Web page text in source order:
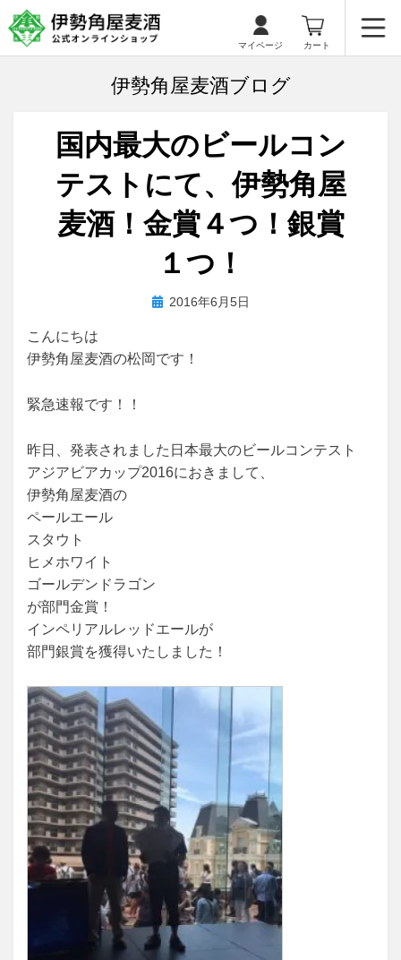
マイページ カート
伊勢角屋麦酒ブログ
国内最大のビールコン
テストにて、伊勢角屋
麦酒！金賞４つ！銀賞
１つ！
投稿者biyagura.by
投 2016年6月5日
こんにちは
伊勢角屋麦酒の松岡です！
緊急速報です！！
昨日、発表されました日本最大のビールコンテスト
アジアビアカップ2016におきまして、
伊勢角屋麦酒の
ペールエール
スタウト
ヒメホワイト
ゴールデンドラゴン
が部門金賞！
インペリアルレッドエールが
部門銀賞を獲得いたしました！